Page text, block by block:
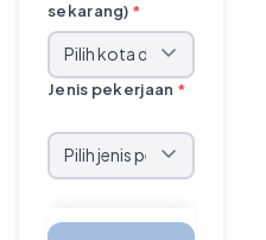
sekarang) *
Jenis pekerjaan *